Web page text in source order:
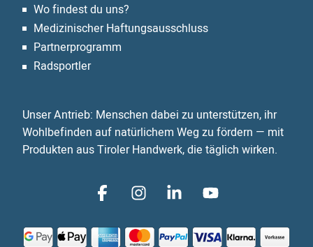
Wo findest du uns?
Medizinischer Haftungsausschluss
Partnerprogramm
Radsportler
Unser Antrieb: Menschen dabei zu unterstützen, ihr
Wohlbefinden auf natürlichem Weg zu fördern — mit
Produkten aus Tiroler Handwerk, die täglich wirken.